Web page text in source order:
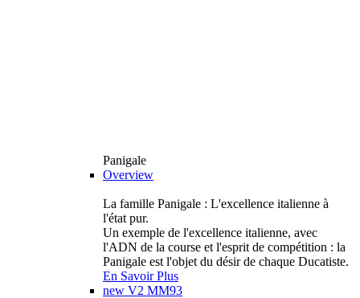
Panigale
Overview
La famille Panigale : L'excellence italienne à
l'état pur.
Un exemple de l'excellence italienne, avec
l'ADN de la course et l'esprit de compétition : la
Panigale est l'objet du désir de chaque Ducatiste.
En Savoir Plus
new V2 MM93